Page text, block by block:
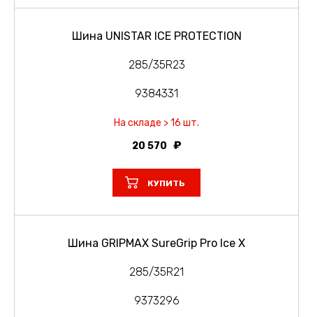
Шина UNISTAR ICE PROTECTION
285/35R23
9384331
На складе > 16 шт.
20 570
КУПИТЬ
Шина GRIPMAX SureGrip Pro Ice X
285/35R21
9373296